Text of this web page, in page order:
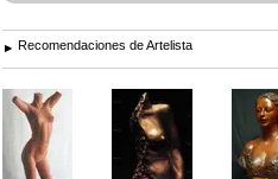
Recomendaciones de Artelista